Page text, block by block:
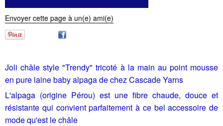
Envoyer cette page à un(e) ami(e)
Joli châle style "Trendy" tricoté à la main au point mousse
en pure laine baby alpaga de chez Cascade Yarns
L'alpaga (origine Pérou) est une fibre chaude, douce et
résistante qui convient parfaitement à ce bel accessoire de
mode qu'est le châle